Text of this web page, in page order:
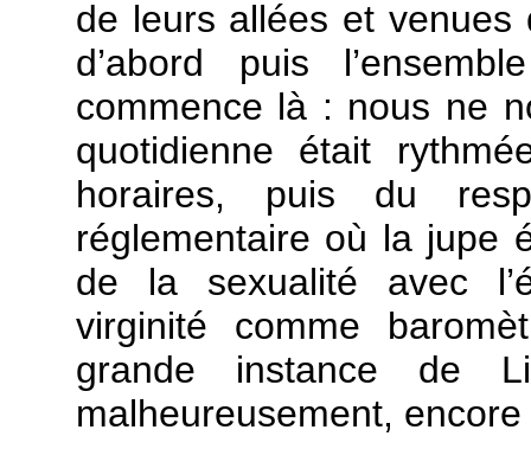
de leurs allées et venues
d’abord puis
commence là : nous ne
quotidienne était
horaires, puis du
réglementaire où la jupe
de la sexualité avec
virginité comme
grande instance de
malheureusement,